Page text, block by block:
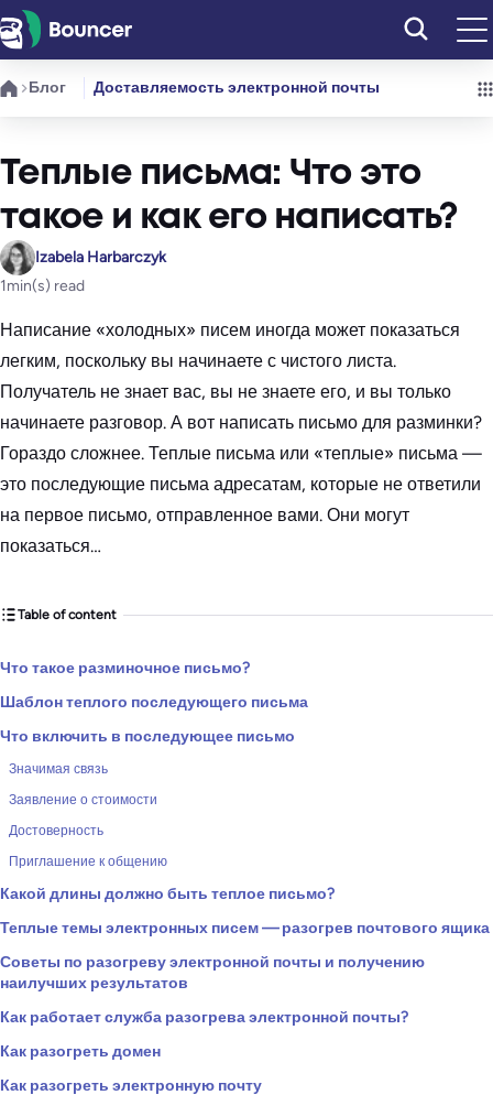
Перейти
к
содержимому
Блог Доставляемость электронной почты
Теплые письма: Что это
такое и как его написать?
Izabela Harbarczyk
1min(s) read
Написание «холодных» писем иногда может показаться
легким, поскольку вы начинаете с чистого листа.
Получатель не знает вас, вы не знаете его, и вы только
начинаете разговор. А вот написать письмо для разминки?
Гораздо сложнее. Теплые письма или «теплые» письма —
это последующие письма адресатам, которые не ответили
на первое письмо, отправленное вами. Они могут
показаться…
Table of content
Что такое разминочное письмо?
Шаблон теплого последующего письма
Что включить в последующее письмо
Значимая связь
Заявление о стоимости
Достоверность
Приглашение к общению
Какой длины должно быть теплое письмо?
Теплые темы электронных писем — разогрев почтового ящика
Советы по разогреву электронной почты и получению
наилучших результатов
Как работает служба разогрева электронной почты?
Как разогреть домен
Как разогреть электронную почту